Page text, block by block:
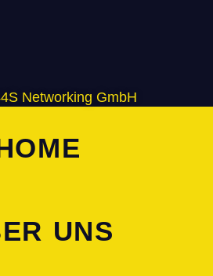
Networking GmbH
UNS